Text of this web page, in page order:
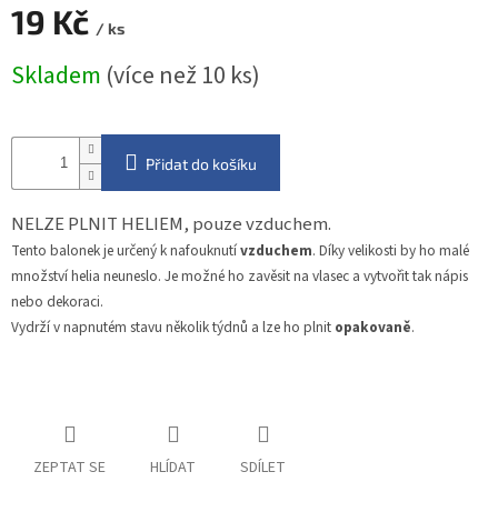
19 Kč / ks
cena:
Skladem (více než 10 ks)
Přidat do košíku
NELZE PLNIT HELIEM, pouze vzduchem.
Tento balonek je určený k nafouknutívzduchem. Díky velikosti by ho malé
množství helia neuneslo. Je možné ho zavěsit na vlasec a vytvořit tak nápis
nebo dekoraci.
Vydrží v napnutém stavu několik týdnů a lze ho plnit opakovaně.
ZEPTAT SE HLÍDAT SDÍLET